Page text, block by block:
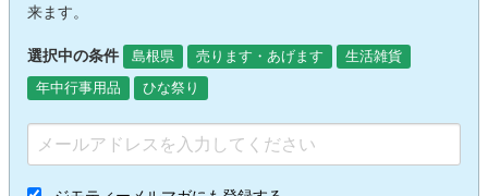
来ます。
選択中の条件 島根県 売ります・あげます
生活雑貨
年中行事用品
ひな祭り